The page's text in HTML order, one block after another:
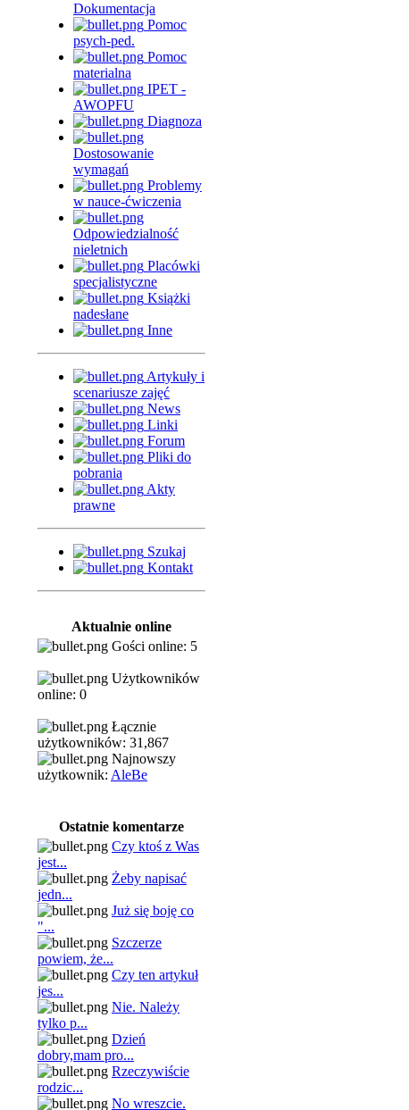
Dokumentacja
Pomoc
psych-ped.
Pomoc
materialna
IPET -
AWOPFU
Diagnoza
Dostosowanie
wymagań
Problemy
w nauce-ćwiczenia
Odpowiedzialność
nieletnich
Placówki
specjalistyczne
Książki
nadesłane
Inne
Artykuły i
scenariusze zajęć
News
Linki
Forum
Pliki do
pobrania
Akty
prawne
Szukaj
Kontakt
Aktualnie online
Gości online: 5
Użytkowników
online: 0
Łącznie
użytkowników: 31,867
Najnowszy
użytkownik: AleBe
Ostatnie komentarze
Czy ktoś z Was
jest...
Żeby napisać
jedn...
Już się boję co
"...
Szczerze
powiem, że...
Czy ten artykuł
jes...
Nie. Należy
tylko p...
Dzień
dobry,mam pro...
Rzeczywiście
rodzic...
No wreszcie.